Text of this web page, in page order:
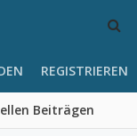
Beiträgen
REGISTRIEREN